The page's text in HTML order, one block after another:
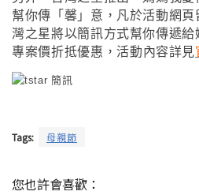
幫你傳「馨」意，凡於活動網
灣之星將以簡訊方式幫你傳遞
專案價折抵優惠 ， 活動內容詳見
Tags: 母親節
您也許會喜歡：